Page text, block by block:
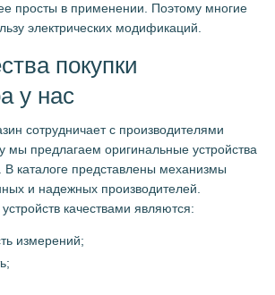
просты в применении. Поэтому многие
электрических модификаций.
покупки
у нас
сотрудничает с производителями
предлагаем оригинальные устройства
В каталоге представлены механизмы
и надежных производителей.
качествами являются:
измерений;